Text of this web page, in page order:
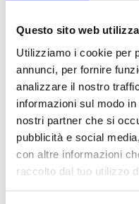
Questo sito web
Utilizziamo i cookie per
annunci, per fornire
analizzare il nostro
informazioni sul modo
nostri partner che si
pubblicità e social
con altre informazioni
raccolto dal tuo utilizzo
Sterilized Gatto
Sterilized
1.5kg